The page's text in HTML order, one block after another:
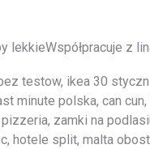
lekkieWspółpracuje z
testow, ikea 30
minute polska, can
zamki na
hotele split, malta